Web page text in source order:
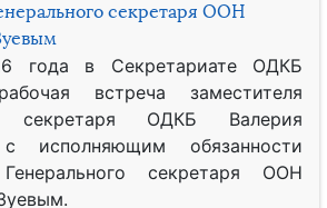
секретаря ООН
года в Секретариате ОДКБ
встреча заместителя
секретаря ОДКБ Валерия
исполняющим обязанности
секретаря ООН